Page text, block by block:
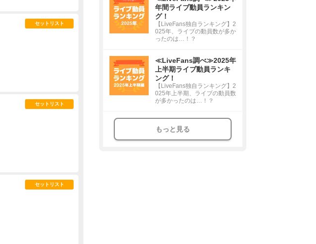
セットリスト
セットリスト
セットリスト
年間ライブ動員ランキン
グ！
【LiveFans独自ランキング】2
025年、ライブの動員数が多か
ったのは…！？
≪LiveFans調べ≫2025年
上半期ライブ動員ランキ
ング！
【LiveFans独自ランキング】2
025年上半期、ライブの動員数
が多かったのは…！？
もっと見る